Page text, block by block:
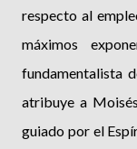
respecto al
máximos
fundamentalista
atribuye a
guiado por el